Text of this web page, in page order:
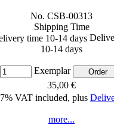
No. CSB-00313
Shipping Time
10-14 days
Exemplar
35,00 €
7% VAT included, plus
more...